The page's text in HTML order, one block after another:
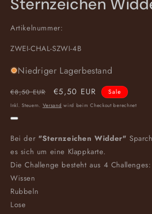
Artikelnummer:
SKU:
ZWEI-CHAL-SZWI-4B
Niedriger Lagerbestand
Normaler
Preis
€8,50 EUR Verkaufspreis
€5,50 EUR Sale
Inkl. Steuern. Versand wird beim Checkout berechnet
Bei der "Sternzeichen Widder"
es sich um eine Klappkarte.
Die Challenge besteht aus 4 Challenges:
Wissen
Rubbeln
Lose